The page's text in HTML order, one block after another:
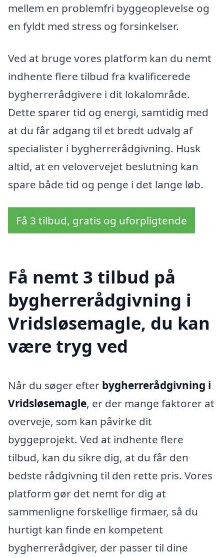
mellem en problemfri byggeoplevelse og
en fyldt med stress og forsinkelser.
Ved at bruge vores platform kan du nemt
indhente flere tilbud fra kvalificerede
bygherrerådgivere i dit lokalområde.
Dette sparer tid og energi, samtidig med
at du får adgang til et bredt udvalg af
specialister i bygherrerådgivning. Husk
altid, at en velovervejet beslutning kan
spare både tid og penge i det lange løb.
Få 3 tilbud, gratis og uforpligtende
Få nemt 3 tilbud på
bygherrerådgivning i
Vridsløsemagle, du kan
være tryg ved
Når du søger efter bygherrerådgivning i
Vridsløsemagle, er der mange faktorer at
overveje, som kan påvirke dit
byggeprojekt. Ved at indhente flere
tilbud, kan du sikre dig, at du får den
bedste rådgivning til den rette pris. Vores
platform gør det nemt for dig at
sammenligne forskellige firmaer, så du
hurtigt kan finde en kompetent
bygherrerådgiver, der passer til dine